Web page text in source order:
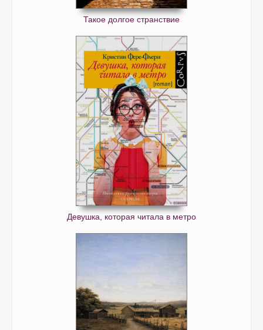
Такое долгое странствие
Девушка, которая читала в метро